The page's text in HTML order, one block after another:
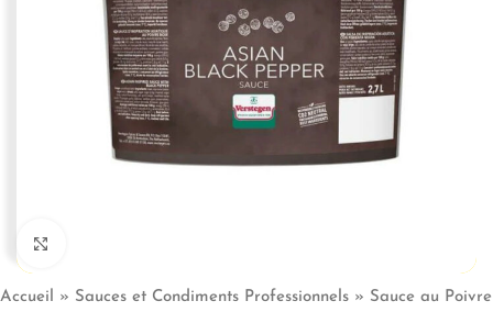
Accueil » Sauces et Condiments Professionnels » Sauce au Poivre